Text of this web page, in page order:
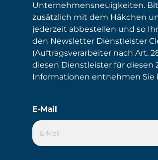
Unternehmensneuigkeiten.
zusätzlich mit dem Häkchen
jederzeit abbestellen und so
den Newsletter Dienstleister
(Auftragsverarbeiter nach Art.
diesen Dienstleister für
Informationen entnehmen Sie
E-Mail